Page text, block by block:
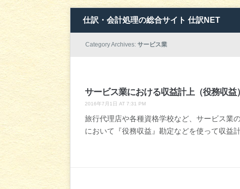
仕訳・会計処理の総合サイト 仕訳NET
Category Archives: サービス業
サービス業における収益計上（役務収益
2016年7月1日 AT 7:31 PM
旅行代理店や各種資格学校など、サービス業
において『役務収益』勘定などを使って収益